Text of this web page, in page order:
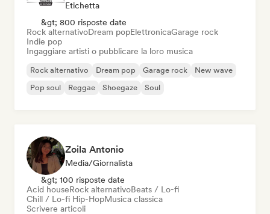
Etichetta
&gt; 800 risposte date
Rock alternativoDream popElettronicaGarage rock
Indie pop
Ingaggiare artisti o pubblicare la loro musica
Rock alternativo Dream pop Garage rock
New wave
Pop soul
Reggae Shoegaze Soul
Zoila Antonio
Media/Giornalista
&gt; 100 risposte date
Acid houseRock alternativoBeats / Lo-fi
Chill / Lo-fi Hip-HopMusica classica
Scrivere articoli